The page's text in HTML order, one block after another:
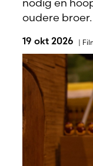
nodig en
oudere broer.
19 okt 2026 |